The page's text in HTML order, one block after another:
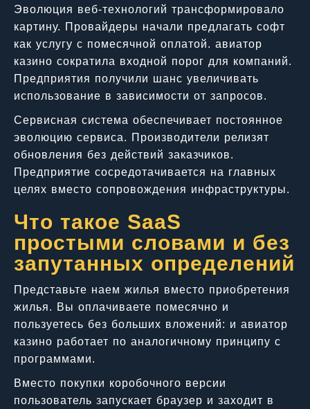
Эволюция веб-технологий трансформировало
картину. Провайдеры начали предлагать софт
как услугу с помесячной оплатой. авиатор
казино сократила входной порог для компаний.
Предприятия получили шанс увеличивать
использование в зависимости от запросов.
Сервисная система обеспечивает постоянное
эволюцию сервиса. Производители релизят
обновления без действий заказчиков.
Предприятие сосредотачивается на главных
целях вместо сопровождения инфраструктуры.
Что такое SaaS
простыми словами и без
запутанных определений
Представьте наем жилья вместо приобретения
жилья. Вы оплачиваете помесячно и
пользуетесь без больших вложений: и авиатор
казино работает по аналогичному принципу с
программами.
Вместо покупки коробочного версии
пользователь запускает браузер и заходит в